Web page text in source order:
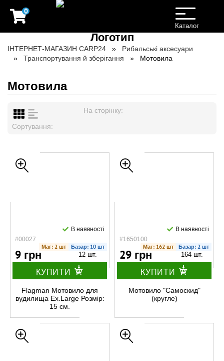
0
Toggle
navigation
Каталог
ІНТЕРНЕТ-МАГАЗИН CARP24
Рибальські аксесуари
Транспортування й зберігання
Мотовила
Мотовила
На сторінку:
Сортування:
#00027
В наявності
Маг: 2 шт Базар: 10 шт
9 грн 12 шт.
КУПИТИ
Flagman Мотовило для
вудилища Ex.Large Розмір:
15 см.
#1650100
В наявності
Маг: 162 шт Базар: 2 шт
29 грн 164 шт.
КУПИТИ
Мотовило "Самоскид"
(кругле)